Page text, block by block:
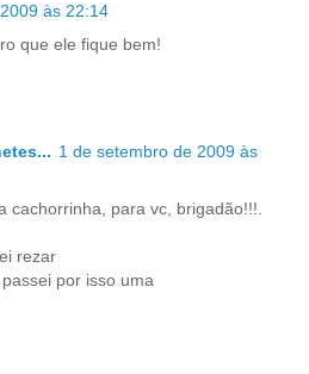
às 22:14
que ele fique bem!
1 de setembro de 2009 às
cachorrinha, para vc, brigadão!!!.
rezar
por isso uma